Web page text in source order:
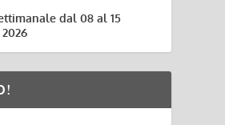
dal 08 al 15